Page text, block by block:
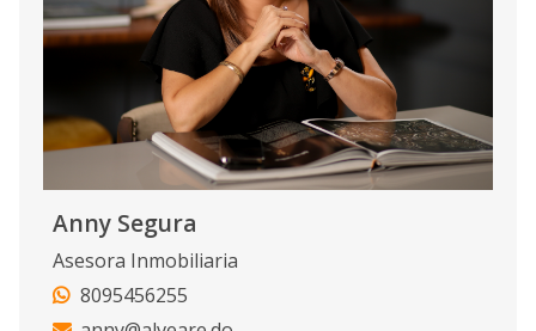
Anny Segura
Asesora Inmobiliaria
8095456255